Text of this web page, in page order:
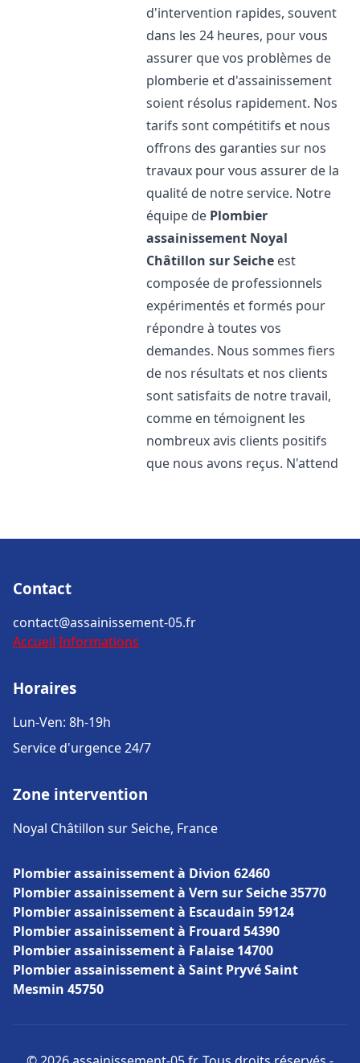
d'intervention rapides, souvent
dans les 24 heures, pour vous
assurer que vos problèmes de
plomberie et d'assainissement
soient résolus rapidement. Nos
tarifs sont compétitifs et nous
offrons des garanties sur nos
travaux pour vous assurer de la
qualité de notre service. Notre
équipe de Plombier
assainissement Noyal
Châtillon sur Seiche est
composée de professionnels
expérimentés et formés pour
répondre à toutes vos
demandes. Nous sommes fiers
de nos résultats et nos clients
sont satisfaits de notre travail,
comme en témoignent les
nombreux avis clients positifs
que nous avons reçus. N'attend
Contact
contact@assainissement-05.fr
Accueil Informations
Horaires
Lun-Ven: 8h-19h
Service d'urgence 24/7
Zone intervention
Noyal Châtillon sur Seiche, France
Plombier assainissement à Divion 62460
Plombier assainissement à Vern sur Seiche 35770
Plombier assainissement à Escaudain 59124
Plombier assainissement à Frouard 54390
Plombier assainissement à Falaise 14700
Plombier assainissement à Saint Pryvé Saint
Mesmin 45750